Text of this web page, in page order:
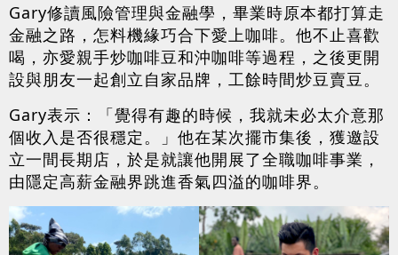
Gary修讀風險管理與金融學，畢業時原本都打算走
金融之路，怎料機緣巧合下愛上咖啡。他不止喜歡
喝，亦愛親手炒咖啡豆和沖咖啡等過程，之後更開
設與朋友一起創立自家品牌，工餘時間炒豆賣豆。
Gary表示：「覺得有趣的時候，我就未必太介意那
個收入是否很穩定。」他在某次擺市集後，獲邀設
立一間長期店，於是就讓他開展了全職咖啡事業，
由隱定高薪金融界跳進香氣四溢的咖啡界。